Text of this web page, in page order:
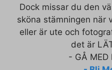
Dock missar du den
sköna stämningen när
eller är ute och
det är
- GÅ MED